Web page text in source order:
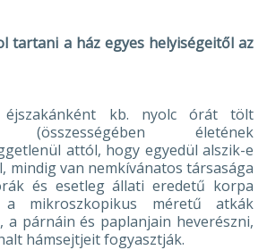
tartani a ház egyes helyiségeitől az
éjszakánként kb. nyolc órát tölt
(összességében életének
attól, hogy egyedül alszik-e
mindig van nemkívánatos társasága
és esetleg állati eredetű korpa
a mikroszkopikus méretű atkák
a párnáin és paplanjain heverészni,
hámsejtjeit fogyasztják.